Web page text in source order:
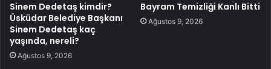
Sinem Dedetaş kimdir?
Üsküdar Belediye Başkanı
Sinem Dedetaş kaç
yaşında, nereli?
Ağustos 9, 2026
Bayram Temizliği Kanlı Bitti
Ağustos 9, 2026